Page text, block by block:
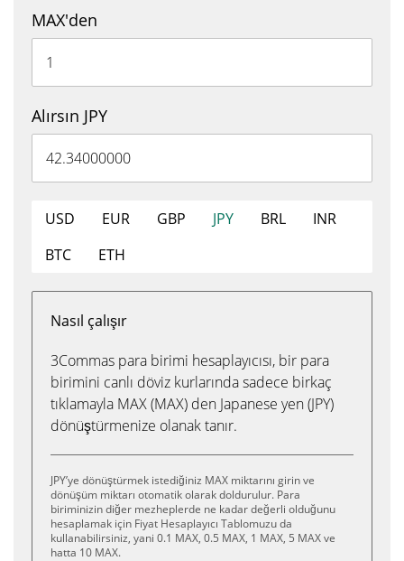
MAX'den
Alırsın JPY
USD EUR GBP JPY BRL
INR
BTC
ETH
Nasıl çalışır
3Commas para birimi hesaplayıcısı, bir para
birimini canlı döviz kurlarında sadece birkaç
tıklamayla MAX (MAX) den Japanese yen (JPY)
dönüştürmenize olanak tanır.
JPY’ye dönüştürmek istediğiniz MAX miktarını girin ve
dönüşüm miktarı otomatik olarak doldurulur. Para
biriminizin diğer mezheplerde ne kadar değerli olduğunu
hesaplamak için Fiyat Hesaplayıcı Tablomuzu da
kullanabilirsiniz, yani 0.1 MAX, 0.5 MAX, 1 MAX, 5 MAX ve
hatta 10 MAX.